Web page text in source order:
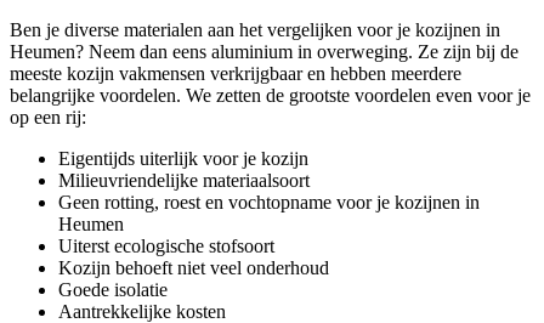
Ben je diverse materialen aan het vergelijken voor je kozijnen in
Heumen? Neem dan eens aluminium in overweging. Ze zijn bij de
meeste kozijn vakmensen verkrijgbaar en hebben meerdere
belangrijke voordelen. We zetten de grootste voordelen even voor je
op een rij:
Eigentijds uiterlijk voor je kozijn
Milieuvriendelijke materiaalsoort
Geen rotting, roest en vochtopname voor je kozijnen in
Heumen
Uiterst ecologische stofsoort
Kozijn behoeft niet veel onderhoud
Goede isolatie
Aantrekkelijke kosten